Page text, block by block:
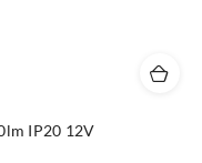
IP20 12V